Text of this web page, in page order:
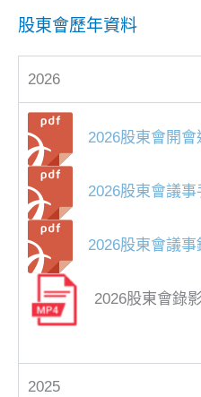
股東會歷年資料
2026
2026股東會開會
2026股東會議事
2026股東會議事
2026股東會錄
2025